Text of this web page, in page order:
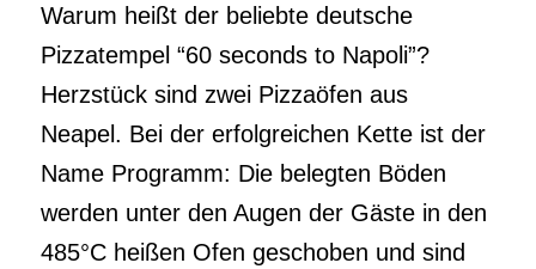
Warum heißt der beliebte deutsche
Pizzatempel “60 seconds to Napoli”?
Herzstück sind zwei Pizzaöfen aus
Neapel. Bei der erfolgreichen Kette ist der
Name Programm: Die belegten Böden
werden unter den Augen der Gäste in den
485°C heißen Ofen geschoben und sind